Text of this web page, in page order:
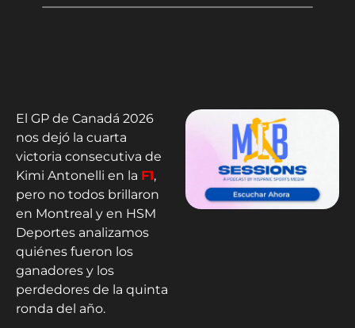
El GP de Canadá 2026
nos dejó la cuarta
victoria consecutiva de
Kimi Antonelli en la F1,
pero no todos brillaron
en Montreal y en HSM
Deportes analizamos
quiénes fueron los
ganadores y los
perdedores de la quinta
ronda del año.